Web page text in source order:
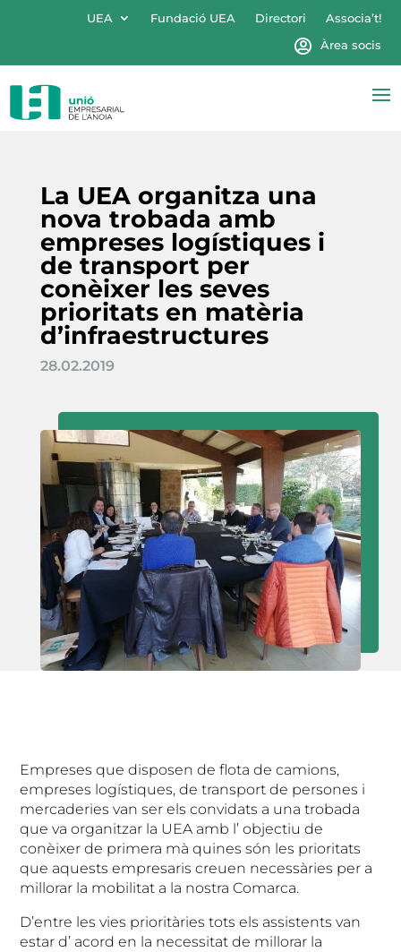
UEA Fundació UEA Directori
Associa’t!
Àrea socis
La UEA organitza una
nova trobada amb
empreses logístiques i
de transport per
conèixer les seves
prioritats en matèria
d’infraestructures
28.02.2019
Empreses que disposen de flota de camions,
empreses logístiques, de transport de persones i
mercaderies van ser els convidats a una trobada
que va organitzar la UEA amb l’ objectiu de
conèixer de primera mà quines són les prioritats
que aquests empresaris creuen necessàries per a
millorar la mobilitat a la nostra Comarca.
D’entre les vies prioritàries tots els assistents van
estar d’ acord en la necessitat de millorar la